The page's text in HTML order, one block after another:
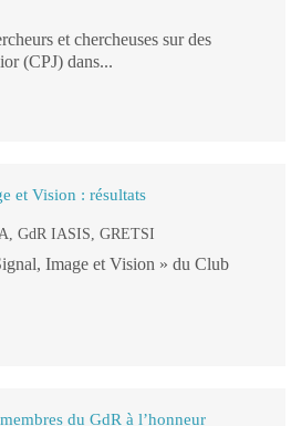
et chercheuses sur des
(CPJ) dans...
et Vision : résultats
, GdR IASIS, GRETSI
Image et Vision » du Club
du GdR à l’honneur